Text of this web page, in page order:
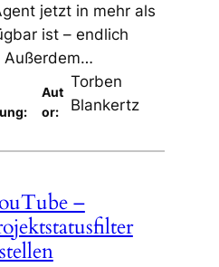
jetzt in mehr als
ist – endlich
Außerdem…
Aut
or:
Torben
Blankertz
–